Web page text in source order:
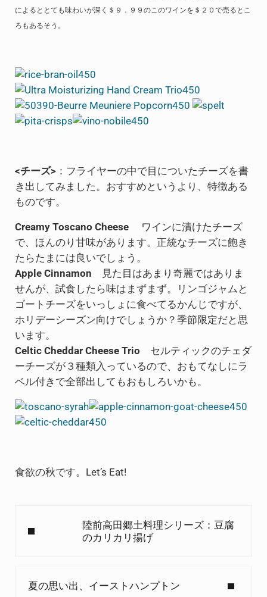
によるととても味わいが深く＄９．９９のこのワインを＄２０で売るとこ
ろもあるそう。
<チーズ>：フライヤーの中で目についたチーズを書
き出してみました。おすすめというより、特徴ある
ものです。
Creamy Toscano Cheeseワインに漬けたチーズ
で、ほんのり甘味があります。正統なチーズに飽き
たらたまには良いでしょう。
Apple Cinnamon 見た目はあまり奇麗ではありま
せんが、試食したら味はまずまず。リンゴジャムと
ゴートチーズをいっしょに食べてるかんじですが、
ホリデーシーズン向けでしょうか？季節限定だと思
います。
Celtic Cheddar Cheese Trio セルティックのチェダ
ーチーズが３種類入っているので、おもてなしにラ
ベル付きで全部出してもおもしろいかも。
食欲の秋です。Let’s Eat!
陸前高田郷土料理シリーズ：豆腐
のカリカリ揚げ
夏の思い出、イーストハンプトン